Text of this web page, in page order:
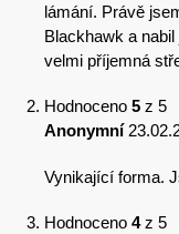
lámání. Právě
Blackhawk a
velmi příjemná
Hodnoceno 5 z 5
Anonymní
Vynikající forma.
Hodnoceno 4z 5